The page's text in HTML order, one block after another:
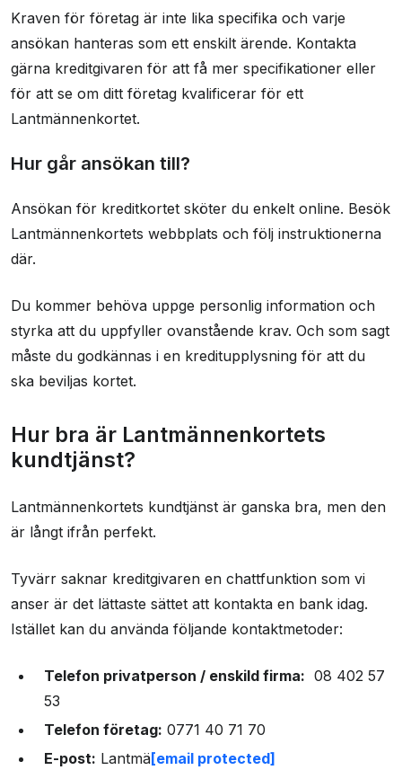
Kraven för företag är inte lika specifika och varje
ansökan hanteras som ett enskilt ärende. Kontakta
gärna kreditgivaren för att få mer specifikationer eller
för att se om ditt företag kvalificerar för ett
Lantmännenkortet.
Hur går ansökan till?
Ansökan för kreditkortet sköter du enkelt online. Besök
Lantmännenkortets webbplats och följ instruktionerna
där.
Du kommer behöva uppge personlig information och
styrka att du uppfyller ovanstående krav. Och som sagt
måste du godkännas i en kreditupplysning för att du
ska beviljas kortet.
Hur bra är Lantmännenkortets
kundtjänst?
Lantmännenkortets kundtjänst är ganska bra, men den
är långt ifrån perfekt.
Tyvärr saknar kreditgivaren en chattfunktion som vi
anser är det lättaste sättet att kontakta en bank idag.
Istället kan du använda följande kontaktmetoder:
Telefon privatperson / enskild firma: 08 402 57
53
Telefon företag: 0771 40 71 70
E-post: Lantmä[email protected]